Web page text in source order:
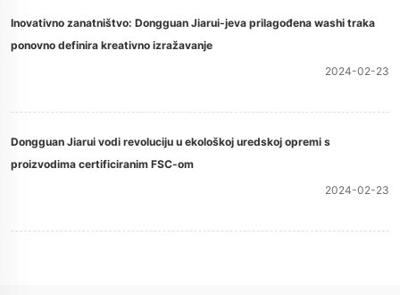
Inovativno zanatništvo: Dongguan Jiarui-jeva prilagođena washi traka
ponovno definira kreativno izražavanje
2024-02-23
Dongguan Jiarui vodi revoluciju u ekološkoj uredskoj opremi s
proizvodima certificiranim FSC-om
2024-02-23